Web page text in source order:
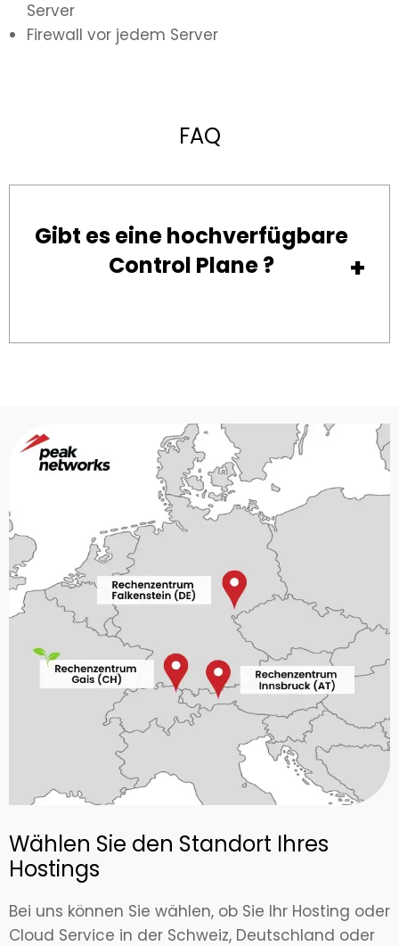
Server
Firewall vor jedem Server
FAQ
Gibt es eine hochverfügbare
Control Plane ?
Wählen Sie den Standort Ihres
Hostings
Bei uns können Sie wählen, ob Sie Ihr Hosting oder
Cloud Service in der Schweiz, Deutschland oder